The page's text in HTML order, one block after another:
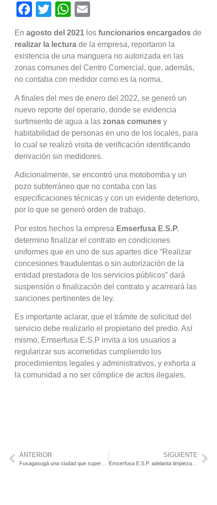
Facebook
TwitterWhatsApp
En agosto del 2021 los funcionarios encargados de
realizar la lectura de la empresa, reportaron la
existencia de una manguera no autorizada en las
zonas comunes del Centro Comercial, que, además,
no contaba con medidor como es la norma.
A finales del mes de enero del 2022, se generó un
nuevo reporte del operario, donde se evidencia
surtimiento de agua a las zonas comunes y
habitabilidad de personas en uno de los locales, para
lo cual se realizó visita de verificación identificando
derivación sin medidores.
Adicionalmente, se encontró una motobomba y un
pozo subterráneo que no contaba con las
especificaciones técnicas y con un evidente deterioro,
por lo que se generó orden de trabajo.
Por estos hechos la empresa Emserfusa E.S.P.
determino finalizar el contrato en condiciones
uniformes que en uno de sus apartes dice “Realizar
concesiones fraudulentas o sin autorización de la
entidad prestadora de los servicios públicos” dará
suspensión o finalización del contrato y acarreará las
sanciones pertinentes de ley.
Es importante aclarar, que el trámite de solicitud del
servicio debe realizarlo el propietario del predio. Así
mismo, Emserfusa E.S.P invita a los usuarios a
regularizar sus acometidas cumpliendo los
procedimientos legales y administrativos, y exhorta a
la comunidad a no ser cómplice de actos ilegales.
ANTERIOR SIGUIENTE
Emserfusa E.S.P. adelanta limpieza de sumideros y alcantarillado en Fusagasugá, Cundinamarca